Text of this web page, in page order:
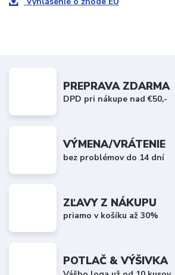
PREPRAVA ZDARMA
DPD pri nákupe nad €50,-
VÝMENA/VRÁTENIE
bez problémov do 14 dní
ZĽAVY Z NÁKUPU
priamo v košíku až 30%
POTLAČ & VÝŠIVKA